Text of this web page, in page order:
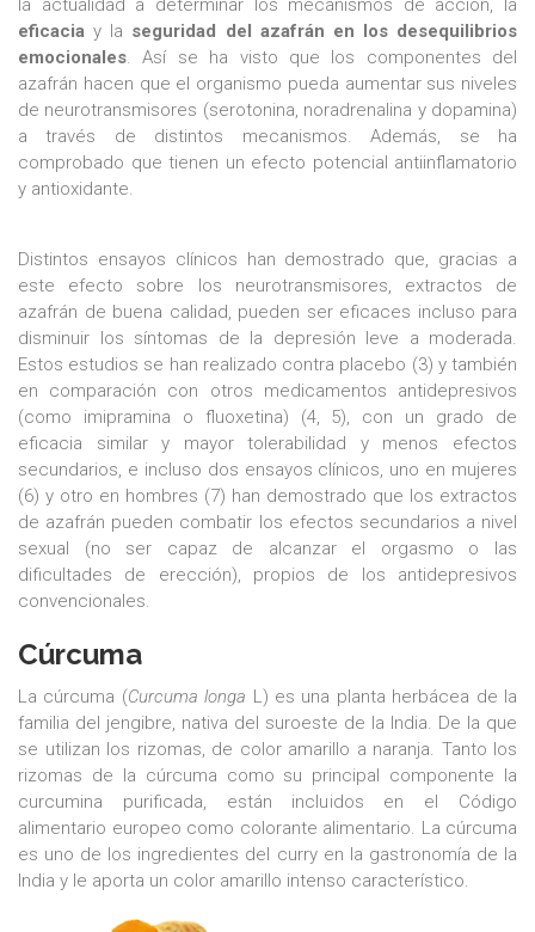
la actualidad a determinar los mecanismos de acción, la
eficaciay la seguridad del azafrán en los desequilibrios
emocionales. Así se ha visto que los componentes del
azafrán hacen que el organismo pueda aumentar sus niveles
de neurotransmisores (serotonina, noradrenalina y dopamina)
a través de distintos mecanismos. Además, se ha
comprobado que tienen un efecto potencial antiinflamatorio
y antioxidante.
Distintos ensayos clínicos han demostrado que, gracias a
este efecto sobre los neurotransmisores, extractos de
azafrán de buena calidad, pueden ser eficaces incluso para
disminuir los síntomas de la depresión leve a moderada.
Estos estudios se han realizado contra placebo (3) y también
en comparación con otros medicamentos antidepresivos
(como imipramina o fluoxetina) (4, 5), con un grado de
eficacia similar y mayor tolerabilidad y menos efectos
secundarios, e incluso dos ensayos clínicos, uno en mujeres
(6) y otro en hombres (7) han demostrado que los extractos
de azafrán pueden combatir los efectos secundarios a nivel
sexual (no ser capaz de alcanzar el orgasmo o las
dificultades de erección), propios de los antidepresivos
convencionales.
Cúrcuma
La cúrcuma (Curcuma longa L) es una planta herbácea de la
familia del jengibre, nativa del suroeste de la India. De la que
se utilizan los rizomas, de color amarillo a naranja. Tanto los
rizomas de la cúrcuma como su principal componente la
curcumina purificada, están incluidos en el Código
alimentario europeo como colorante alimentario. La cúrcuma
es uno de los ingredientes del curry en la gastronomía de la
India y le aporta un color amarillo intenso característico.